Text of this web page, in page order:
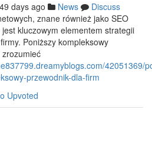
49 days ago News
Discuss
znane również jako SEO
kluczowym elementem strategii
Poniższy kompleksowy
42051369/
przewodnik-dla-firm
Upvoted